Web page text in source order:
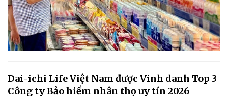
Dai-ichi Life Việt Nam được Vinh danh Top 3
Công ty Bảo hiểm nhân thọ uy tín 2026